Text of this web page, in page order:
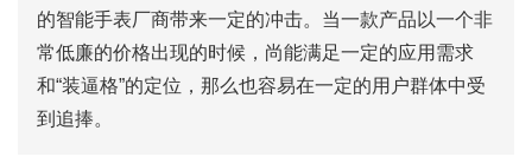
的智能手表厂商带来一定的冲击。当一款产品以一个非
常低廉的价格出现的时候，尚能满足一定的应用需求
和“装逼格”的定位，那么也容易在一定的用户群体中受
到追捧。